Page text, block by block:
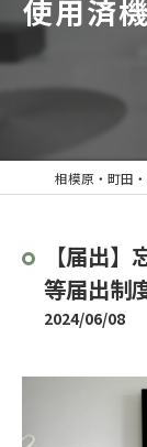
使用済
【届出
等届出制
2024/06/08